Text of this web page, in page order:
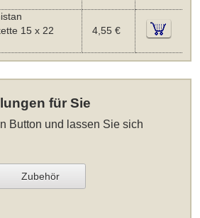
15 x 22
4,55 €
für Sie
Button und lassen Sie sich
Zubehör